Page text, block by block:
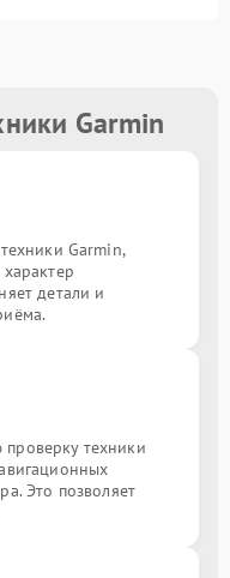
Garmin
Garmin,
детали и
техники
Это позволяет